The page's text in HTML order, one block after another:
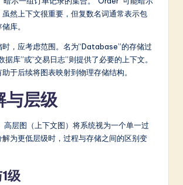
然上下文很重要，但复数名词通常表示包
库。
时，应考虑范围。名为“Database”的存储过
据库”或“交易日志”则提供了必要的上下文。
于后续将图表映射到物理存储结构。
与层级
高层图（上下文图）将系统视为一个单一过
为更低层级时，过程与存储之间的区别变
级